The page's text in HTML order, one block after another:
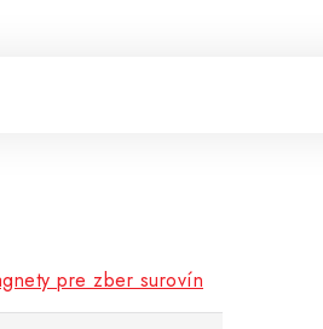
pre zber surovín